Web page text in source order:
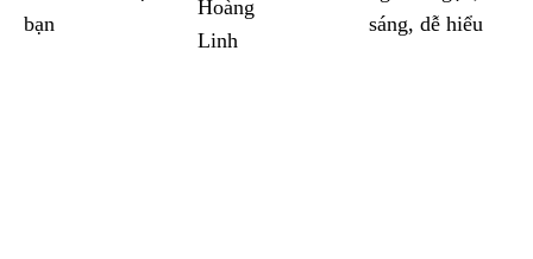
bạn
Hoàng
Linh
sáng, dễ hiểu